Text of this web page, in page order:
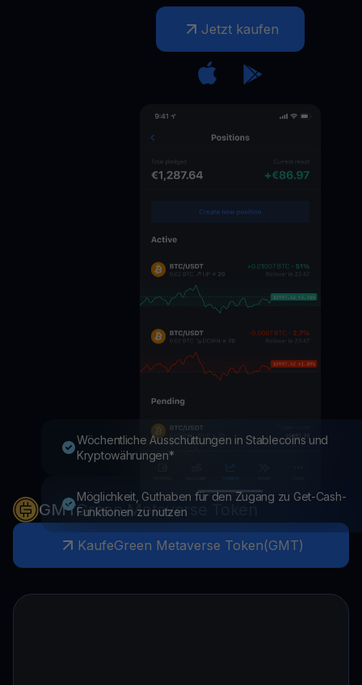
Jetzt kaufen
Wöchentliche Ausschüttungen in Stablecoins und
Kryptowährungen*
Möglichkeit, Guthaben für den Zugang zu Get-Cash-
Funktionen zu nutzen
GMTGreen Metaverse Token
KaufeGreen Metaverse Token(GMT)